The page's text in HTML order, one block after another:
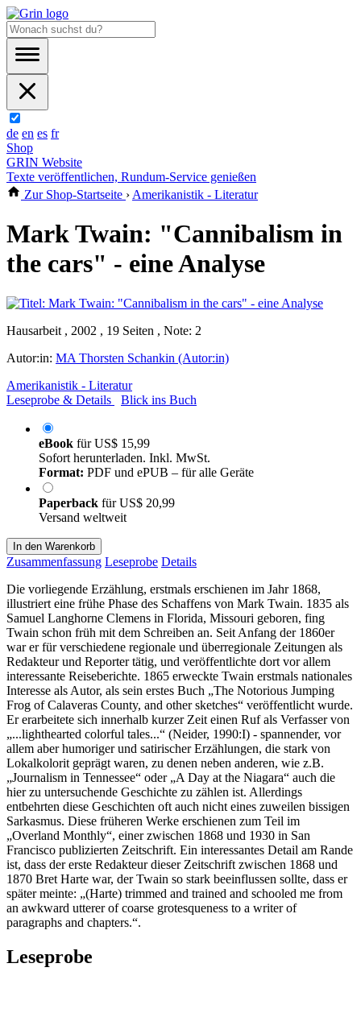
de en es fr
Shop
GRIN Website
Texte veröffentlichen, Rundum-Service genießen
Zur Shop-Startseite › Amerikanistik - Literatur
Mark Twain: "Cannibalism in
the cars" - eine Analyse
Hausarbeit , 2002 , 19 Seiten , Note: 2
Autor:in: MA Thorsten Schankin (Autor:in)
Amerikanistik - Literatur
Leseprobe & Details
Blick ins Buch
eBook fürUS$ 15,99
Sofort herunterladen. Inkl. MwSt.
Format: PDF und ePUB – für alle Geräte
Paperback fürUS$ 20,99
Versand weltweit
In den Warenkorb
Zusammenfassung Leseprobe Details
Die vorliegende Erzählung, erstmals erschienen im Jahr 1868,
illustriert eine frühe Phase des Schaffens von Mark Twain. 1835 als
Samuel Langhorne Clemens in Florida, Missouri geboren, fing
Twain schon früh mit dem Schreiben an. Seit Anfang der 1860er
war er für verschiedene regionale und überregionale Zeitungen als
Redakteur und Reporter tätig, und veröffentlichte dort vor allem
interessante Reiseberichte. 1865 erweckte Twain erstmals nationales
Interesse als Autor, als sein erstes Buch „The Notorious Jumping
Frog of Calaveras County, and other sketches“ veröffentlicht wurde.
Er erarbeitete sich innerhalb kurzer Zeit einen Ruf als Verfasser von
„...lighthearted colorful tales...“ (Neider, 1990:I) - spannender, vor
allem aber humoriger und satirischer Erzählungen, die stark von
Lokalkolorit geprägt waren, zu denen neben anderen, wie z.B.
„Journalism in Tennessee“ oder „A Day at the Niagara“ auch die
hier zu untersuchende Geschichte zu zählen ist. Allerdings
entbehrten diese Geschichten oft auch nicht eines zuweilen bissigen
Sarkasmus. Diese früheren Werke erschienen zum Teil im
„Overland Monthly“, einer zwischen 1868 und 1930 in San
Francisco publizierten Zeitschrift. Ein interessantes Detail am Rande
ist, dass der erste Redakteur dieser Zeitschrift zwischen 1868 und
1870 Bret Harte war, der Twain so stark beeinflussen sollte, dass er
später meinte: „(Harte) trimmed and trained and schooled me from
an awkward utterer of coarse grotesqueness to a writer of
paragraphs and chapters.“.
Leseprobe